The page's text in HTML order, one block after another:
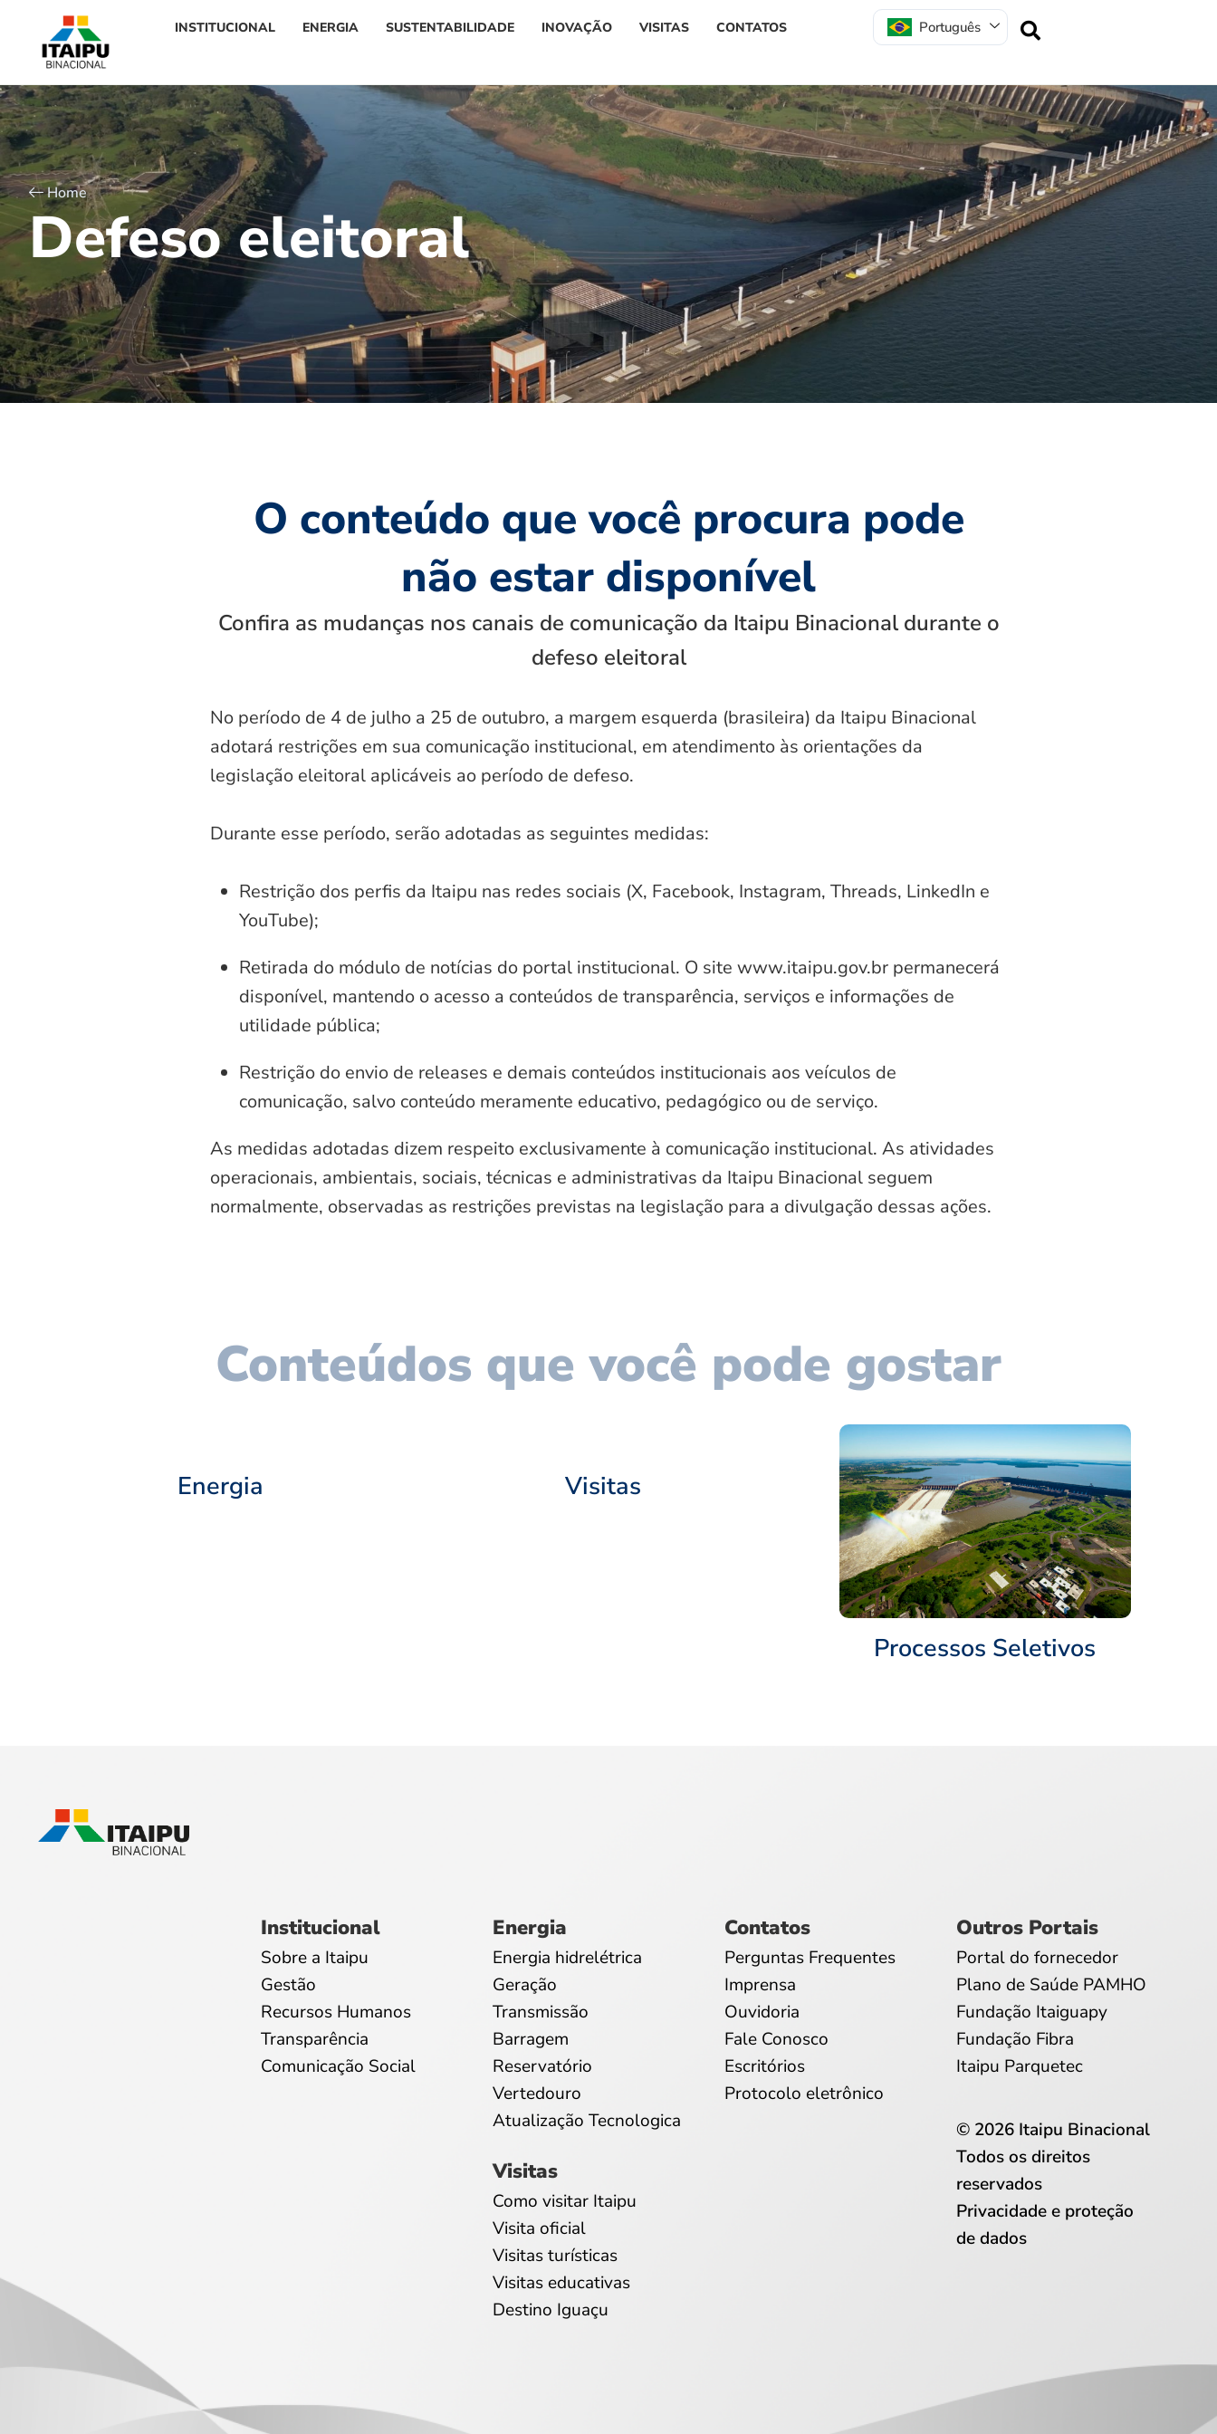
INSTITUCIONAL ENERGIA SUSTENTABILIDADE INOVAÇÃO VISITAS CONTATOS Português
Home
Defeso eleitoral
O conteúdo que você procura pode
não estar disponível
Confira as mudanças nos canais de comunicação da Itaipu Binacional durante o
defeso eleitoral
No período de 4 de julho a 25 de outubro, a margem esquerda (brasileira) da Itaipu Binacional
adotará restrições em sua comunicação institucional, em atendimento às orientações da
legislação eleitoral aplicáveis ao período de defeso.
Durante esse período, serão adotadas as seguintes medidas:
Restrição dos perfis da Itaipu nas redes sociais (X, Facebook, Instagram, Threads, LinkedIn e
YouTube);
Retirada do módulo de notícias do portal institucional. O site www.itaipu.gov.br permanecerá
disponível, mantendo o acesso a conteúdos de transparência, serviços e informações de
utilidade pública;
Restrição do envio de releases e demais conteúdos institucionais aos veículos de
comunicação, salvo conteúdo meramente educativo, pedagógico ou de serviço.
As medidas adotadas dizem respeito exclusivamente à comunicação institucional. As atividades
operacionais, ambientais, sociais, técnicas e administrativas da Itaipu Binacional seguem
normalmente, observadas as restrições previstas na legislação para a divulgação dessas ações.
Conteúdos que você pode gostar
Energia Visitas
Processos Seletivos
Institucional
Sobre a Itaipu
Gestão
Recursos Humanos
Transparência
Comunicação Social
Energia
Energia hidrelétrica
Geração
Transmissão
Barragem
Reservatório
Vertedouro
Atualização Tecnologica
Visitas
Como visitar Itaipu
Visita oficial
Visitas turísticas
Visitas educativas
Destino Iguaçu
Contatos
Perguntas Frequentes
Imprensa
Ouvidoria
Fale Conosco
Escritórios
Protocolo eletrônico
Outros Portais
Portal do fornecedor
Plano de Saúde PAMHO
Fundação Itaiguapy
Fundação Fibra
Itaipu Parquetec
© 2026 Itaipu Binacional
Todos os direitos
reservados
Privacidade e proteção
de dados